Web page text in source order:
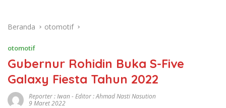
Beranda otomotif
otomotif
Gubernur Rohidin Buka S-Five
Galaxy Fiesta Tahun 2022
Reporter : Iwan - Editor : Ahmad Nasti Nasution
9 Maret 2022